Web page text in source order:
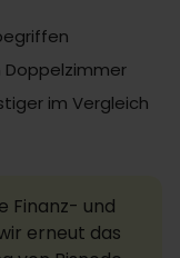
Doppelzimmer
im Vergleich
Finanz- und
erneut das